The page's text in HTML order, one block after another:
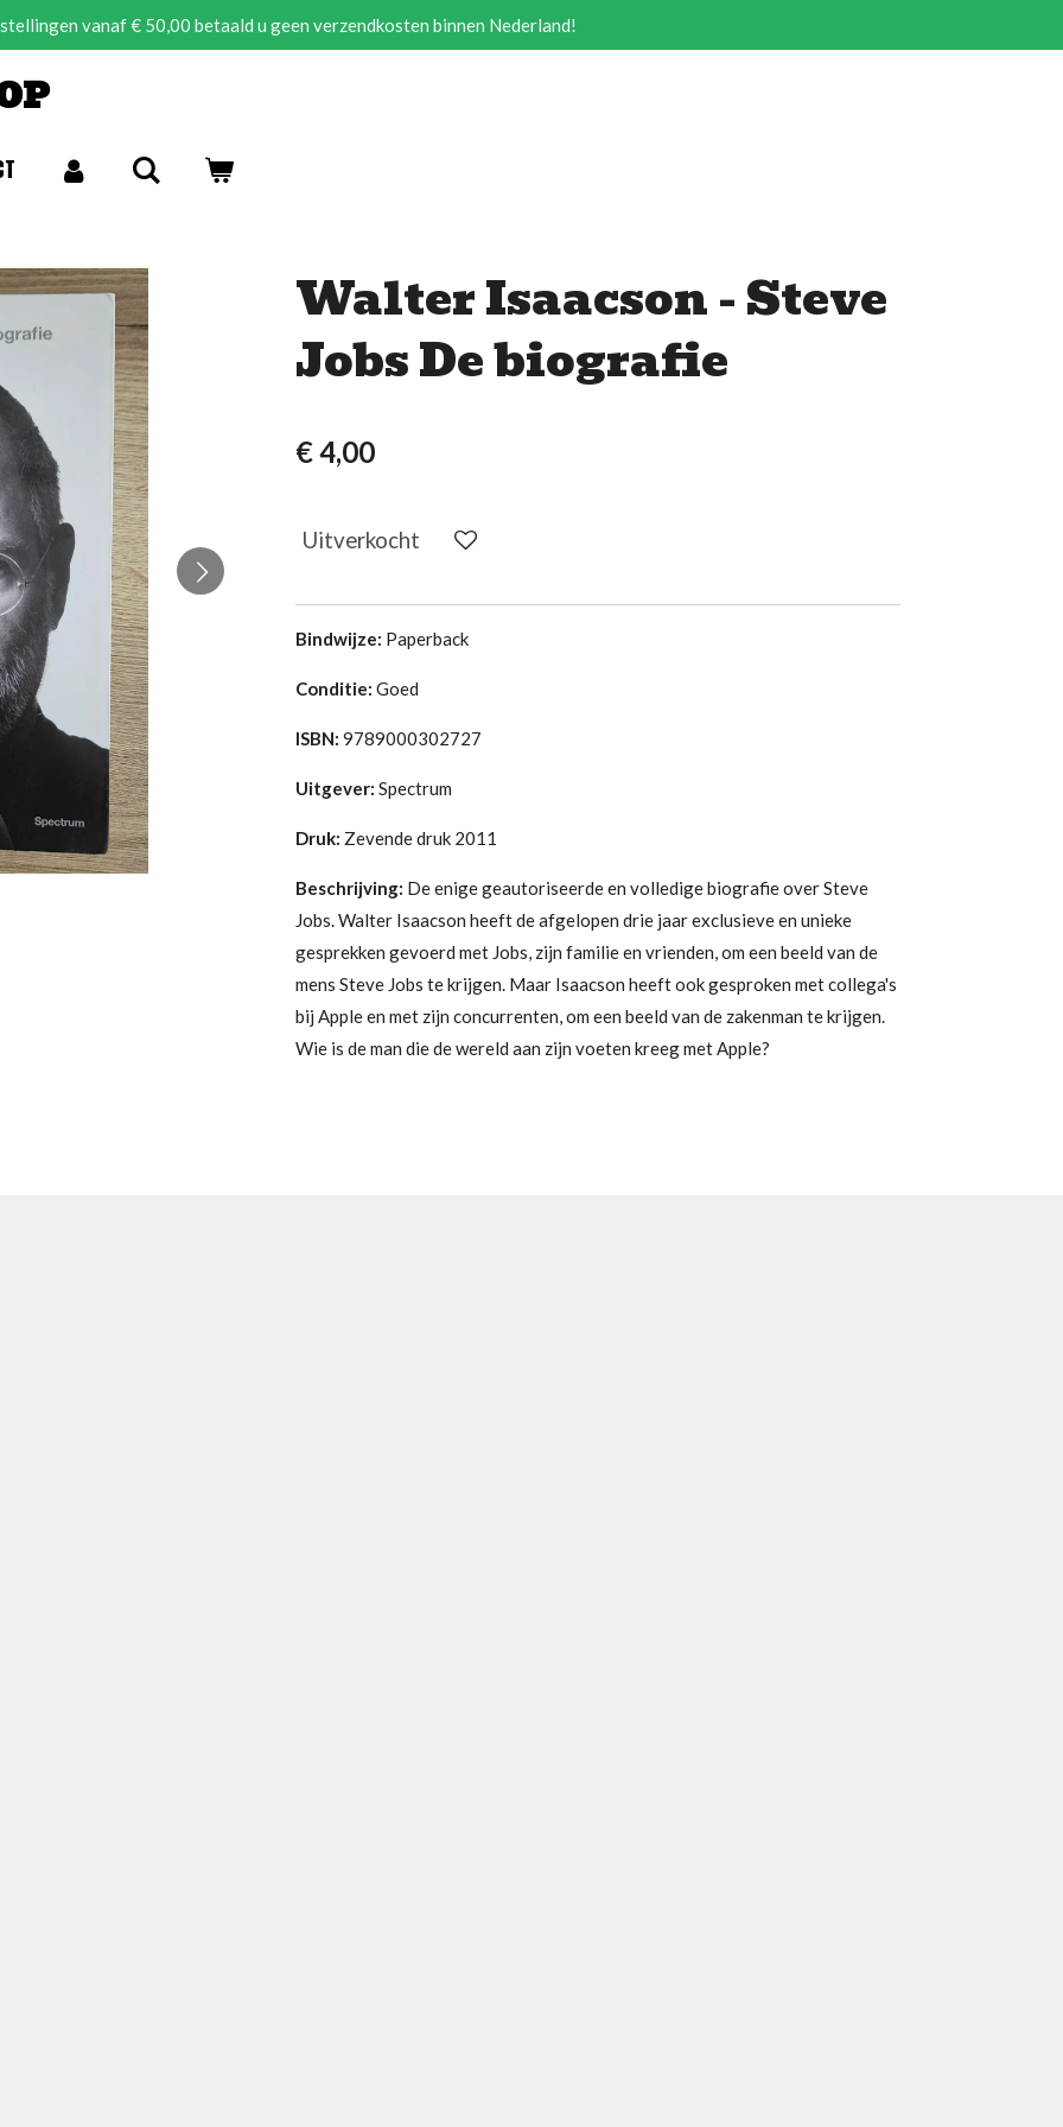
vanaf € 50,00 betaald u geen verzendkosten binnen Nederland!
Walter Isaacson - Steve
Jobs De biografie
€ 4,00
Uitverkocht
Bindwijze: Paperback
Conditie: Goed
ISBN: 9789000302727
Uitgever: Spectrum
Druk: Zevende druk 2011
Beschrijving: De enige geautoriseerde en volledige biografie over Steve
Jobs. Walter Isaacson heeft de afgelopen drie jaar exclusieve en unieke
gesprekken gevoerd met Jobs, zijn familie en vrienden, om een beeld van de
mens Steve Jobs te krijgen. Maar Isaacson heeft ook gesproken met collega's
bij Apple en met zijn concurrenten, om een beeld van de zakenman te krijgen.
Wie is de man die de wereld aan zijn voeten kreeg met Apple?